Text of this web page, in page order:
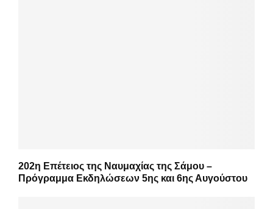
202η Επέτειος της Ναυμαχίας της Σάμου –
Πρόγραμμα Εκδηλώσεων 5ης και 6ης Αυγούστου